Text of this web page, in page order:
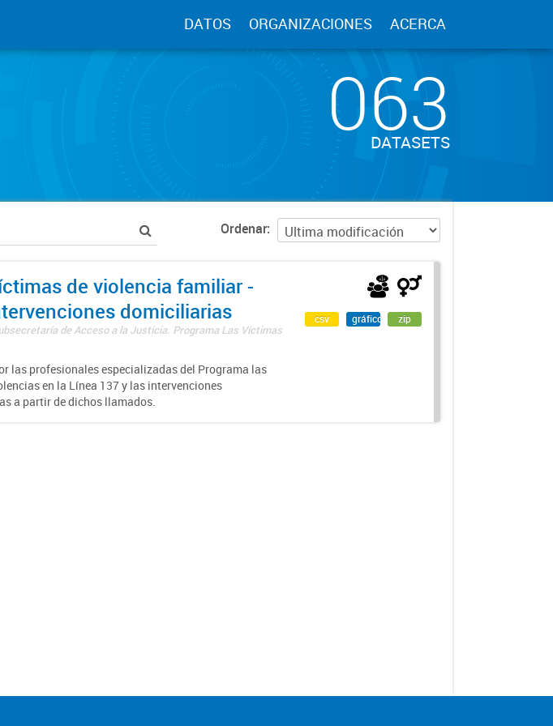
DATOS ORGANIZACIONES ACERCA
063
DATASETS
Ordenar
de violencia familiar -
domiciliarias
de Acceso a la Justicia. Programa Las Víctimas
las profesionales especializadas del Programa las
en la Línea 137 y las intervenciones
a partir de dichos llamados.
csv gráfico zip